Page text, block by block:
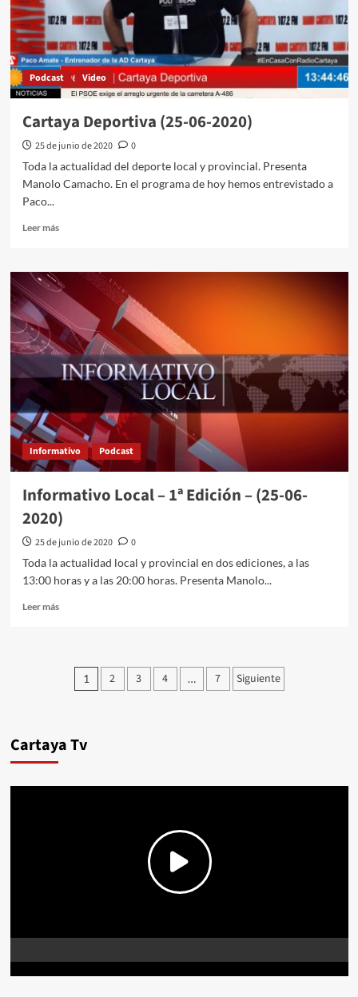
Podcast Video
Cartaya Deportiva (25-06-2020)
25 de junio de 2020
0
Toda la actualidad del deporte local y provincial. Presenta
Manolo Camacho. En el programa de hoy hemos entrevistado a
Paco...
Leer más
Informativo Podcast
Informativo Local – 1ª Edición – (25-06-
2020)
25 de junio de 2020
0
Toda la actualidad local y provincial en dos ediciones, a las
13:00 horas y a las 20:00 horas. Presenta Manolo...
Leer más
1 2 3 4 … 7 Siguiente
Cartaya Tv